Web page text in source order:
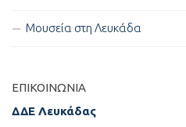
Μουσεία στη Λευκάδα
ΕΠΙΚΟΙΝΩΝΊΑ
ΔΔΕ Λευκάδας